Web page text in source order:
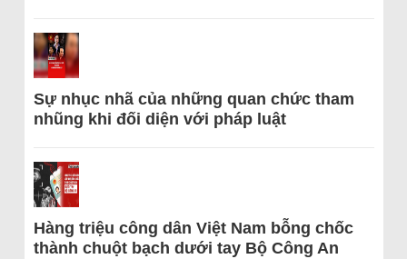
Sự nhục nhã của những quan chức tham
nhũng khi đối diện với pháp luật
Hàng triệu công dân Việt Nam bỗng chốc
thành chuột bạch dưới tay Bộ Công An